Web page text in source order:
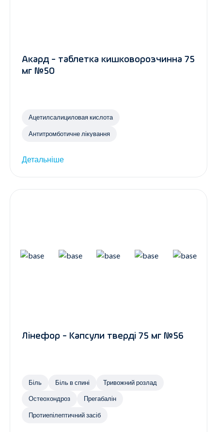
Акард - таблетка кишковорозчинна 75
мг №50
Ацетилсалициловая кислота
Антитромботичне лікування
Детальніше
Лінефор - Капсули тверді 75 мг №56
Біль Біль в спині Тривожний розлад
Остеохондроз Прегабалін
Протиепілептичний засіб